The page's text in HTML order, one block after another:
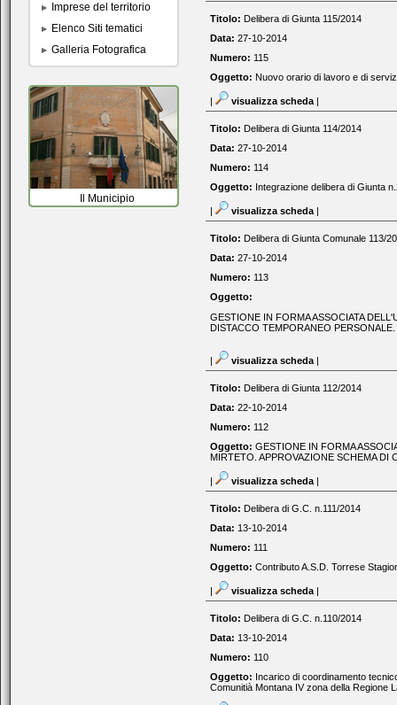
Imprese del territorio
Elenco Siti tematici
Galleria Fotografica
Il Municipio
Titolo: Delibera di Giunta 115/2014
Data: 27-10-2014
Numero: 115
Oggetto: Nuovo orario di lavoro e di
| visualizza scheda |
Titolo: Delibera di Giunta 114/2014
Data: 27-10-2014
Numero: 114
Oggetto: Integrazione delibera di Giunta
| visualizza scheda |
Titolo: Delibera di Giunta Comunale 113/
Data: 27-10-2014
Numero: 113
Oggetto:
GESTIONE IN FORMA ASSOCIATA
DISTACCO TEMPORANEO PERSONALE.
visualizza scheda|
Titolo: Delibera di Giunta 112/2014
Data: 22-10-2014
Numero: 112
Oggetto: GESTIONE IN FORMA
MIRTETO. APPROVAZIONE SCHEMA DI
visualizza scheda|
Titolo: Delibera di G.C. n.111/2014
Data: 13-10-2014
Numero: 111
Oggetto: Contributo A.S.D. Torrese
visualizza scheda|
Titolo: Delibera di G.C. n.110/2014
Data: 13-10-2014
Numero: 110
Oggetto: Incarico di coordinamento
Comunitià Montana IV zona della Regione